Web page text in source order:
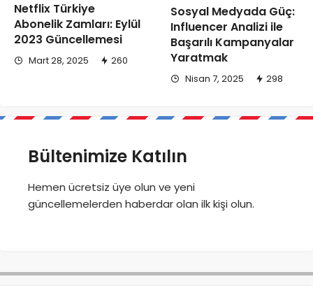
Netflix Türkiye
Abonelik Zamları: Eylül
2023 Güncellemesi
Mart 28, 2025 260
Sosyal Medyada Güç:
Influencer Analizi ile
Başarılı Kampanyalar
Yaratmak
Nisan 7, 2025 298
Bültenimize Katılın
Hemen ücretsiz üye olun ve yeni
güncellemelerden haberdar olan ilk kişi olun.